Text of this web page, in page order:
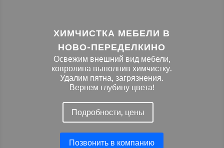
ХИМЧИСТКА МЕБЕЛИ В
НОВО-ПЕРЕДЕЛКИНО
Освежим внешний вид мебели,
ковролина выполнив химчистку.
Удалим пятна, загрязнения.
Вернем глубину цвета!
Подробности, цены
Позвонить в компанию